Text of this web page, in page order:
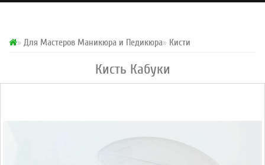
Для Мастеров Маникюра и Педикюра Кисти
Кисть Кабуки